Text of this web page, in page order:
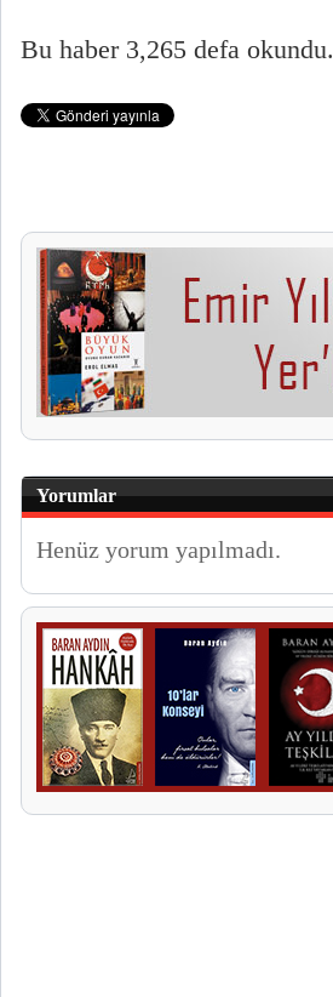
Bu haber 3,265 defa okundu.
Yorumlar
Henüz yorum yapılmadı.